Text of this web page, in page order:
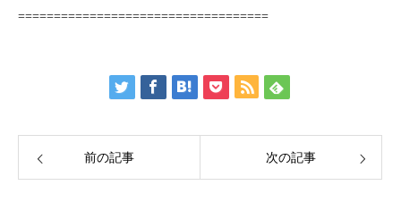
===================================
前の記事 次の記事